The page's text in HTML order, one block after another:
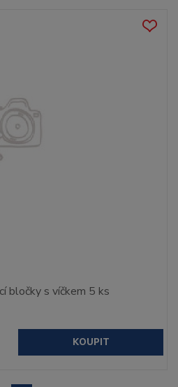
bločky s víčkem 5 ks
KOUPIT